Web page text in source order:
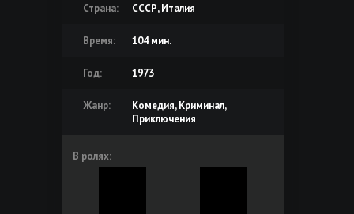
Страна: СССР, Италия
Время: 104 мин.
Год: 1973
Жанр:
Комедия, Криминал,
Приключения
В ролях: